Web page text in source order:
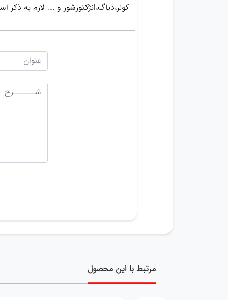
کولر،دیاگ،انژکتورشور و …. لازم به
مرتبط با این محصول